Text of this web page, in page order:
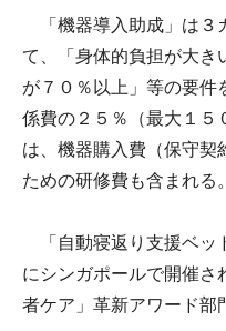
「機器導入助成」は３
て、「身体的負担が大き
が７０％以上」等の要件
係費の２５％（最大１５
は、機器購入費（保守契
ための研修費も含まれる。
「自動寝返り支援ベッ
にシンガポールで開催さ
者ケア」革新アワード部